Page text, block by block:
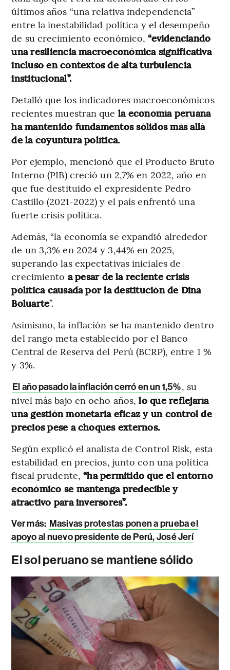
últimos años “una relativa independencia”
entre la inestabilidad política y el desempeño
de su crecimiento económico,“evidenciando
una resiliencia macroeconómica significativa
incluso en contextos de alta turbulencia
institucional”.
Detalló que los indicadores macroeconómicos
recientes muestran que la economía peruana
ha mantenido fundamentos sólidos más allá
de la coyuntura política.
Por ejemplo, mencionó que el Producto Bruto
Interno (PIB) creció un 2,7% en 2022, año en
que fue destituido el expresidente Pedro
Castillo (2021-2022) y el país enfrentó una
fuerte crisis política.
Además, “la economía se expandió alrededor
de un 3,3% en 2024 y 3,44% en 2025,
superando las expectativas iniciales de
crecimiento a pesar de la reciente crisis
política causada por la destitución de Dina
Boluarte”.
Asimismo, la inflación se ha mantenido dentro
del rango meta establecido por el Banco
Central de Reserva del Perú (BCRP), entre 1 %
y 3%.
El año pasado la inflación cerró en un 1,5%, su
nivel más bajo en ocho años, lo que reflejaría
una gestión monetaria eficaz y un control de
precios pese a choques externos.
Según explicó el analista de Control Risk, esta
estabilidad en precios, junto con una política
fiscal prudente,“ha permitido que el entorno
económico se mantenga predecible y
atractivo para inversores”.
Ver más: Masivas protestas ponen a prueba el
apoyo al nuevo presidente de Perú, José Jerí
El sol peruano se mantiene sólido